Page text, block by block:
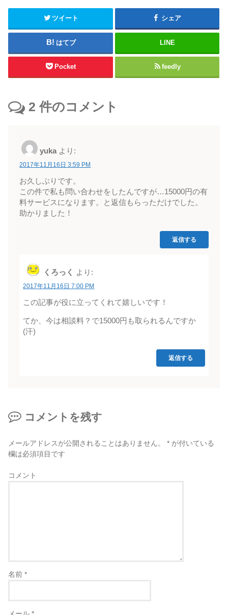
ツイート シェア
はてブ LINE
Pocket feedly
2 件のコメント
yuka より:
2017年11月16日 3:59 PM
お久しぶりです。
この件で私も問い合わせをしたんですが…15000円の有
料サービスになります。と返信もらっただけでした。
助かりました！
返信する
くろっく より:
2017年11月16日 7:00 PM
この記事が役に立ってくれて嬉しいです！
てか、今は相談料？で15000円も取られるんですか
(汗)
返信する
コメントを残す
メールアドレスが公開されることはありません。 * が付いている
欄は必須項目です
コメント
名前*